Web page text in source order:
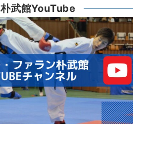
朴武館YouTube